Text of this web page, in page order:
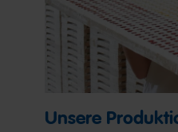
Unsere